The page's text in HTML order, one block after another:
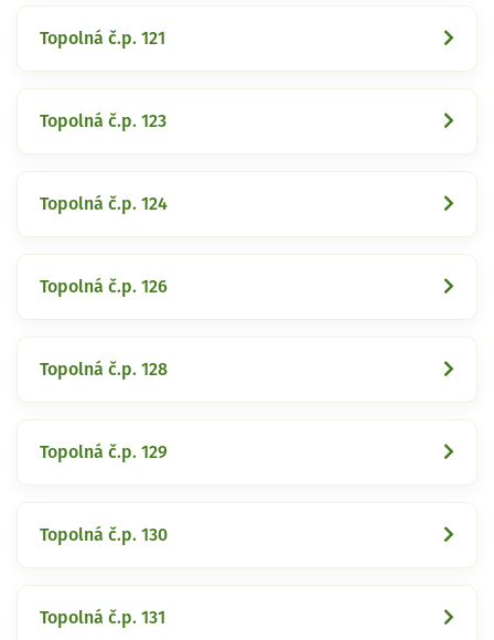
Topolná č.p. 121
Topolná č.p. 123
Topolná č.p. 124
Topolná č.p. 126
Topolná č.p. 128
Topolná č.p. 129
Topolná č.p. 130
Topolná č.p. 131